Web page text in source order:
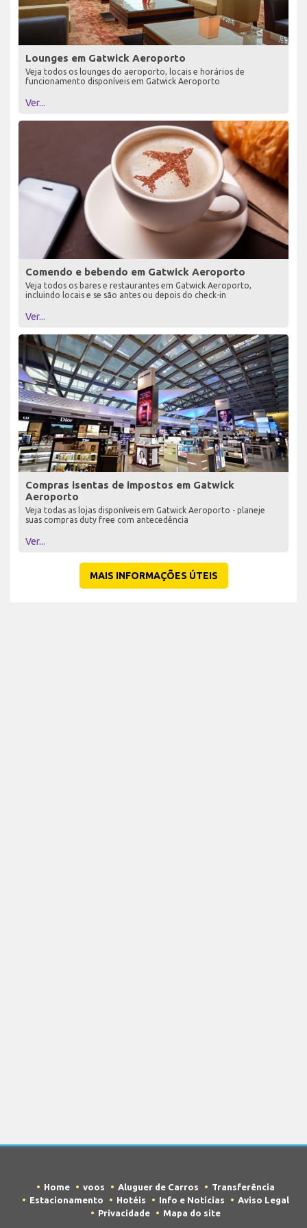
Lounges em Gatwick Aeroporto
Veja todos os lounges do aeroporto, locais e horários de
funcionamento disponíveis em Gatwick Aeroporto
Ver...
Comendo e bebendo em Gatwick Aeroporto
Veja todos os bares e restaurantes em Gatwick Aeroporto,
incluindo locais e se são antes ou depois do check-in
Ver...
Compras isentas de impostos em Gatwick
Aeroporto
Veja todas as lojas disponíveis em Gatwick Aeroporto - planeje
suas compras duty free com antecedência
Ver...
MAIS INFORMAÇÕES ÚTEIS
Home voos Aluguer de Carros
Transferência
Estacionamento
Hotéis Info e Notícias
Aviso Legal
Privacidade
Mapa do site